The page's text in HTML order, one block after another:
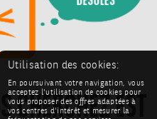
CHERCHEZ EST
Utilisation des cookies:
En poursuivant votre navigation, vous
acceptez l'utilisation de cookies pour
vous proposer des offres adaptées à
vos centres d'intérêt et mesurer la